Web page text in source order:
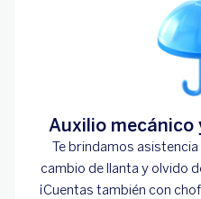
Auxilio
Te brindamos
cambio de llanta y olvido
¡Cuentas también con